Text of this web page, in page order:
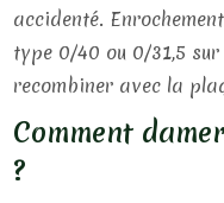
accidenté.
type 0/40 ou 0/31,5
recombiner avec la
Comment
?